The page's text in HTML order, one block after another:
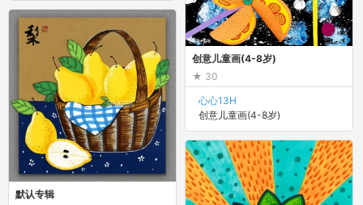
创意儿童画(4-8岁)
30
心心13H
创意儿童画(4-8岁)
默认专辑